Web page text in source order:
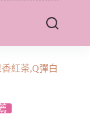
紅茶,Q彈白